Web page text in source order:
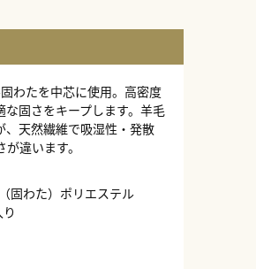
わたを中芯に使用。高密度
固さをキープします。羊毛
、天然繊維で吸湿性・発散
違います。
固わた）ポリエステル